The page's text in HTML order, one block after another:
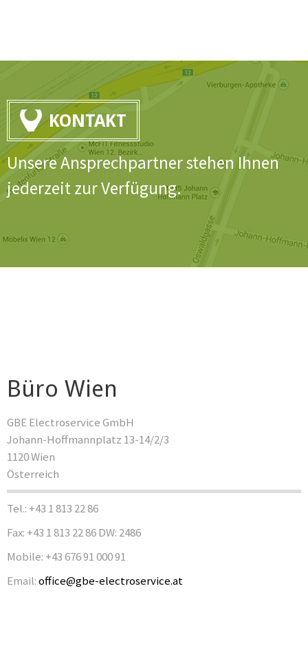
KONTAKT
Unsere Ansprechpartner stehen Ihnen
jederzeit zur Verfügung.
Büro Wien
GBE Electroservice GmbH
Johann-Hoffmannplatz 13-14/2/3
1120 Wien
Österreich
Tel.: +43 1 813 22 86
Fax: +43 1 813 22 86 DW: 2486
Mobile: +43 676 91 000 91
Email:office@gbe-electroservice.at